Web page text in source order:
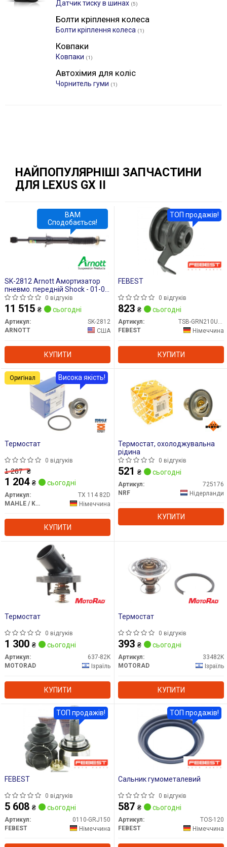
Датчик тиску в шинах (5)
Болти кріплення колеса
Болти кріплення колеса (1)
Ковпаки
Ковпаки (1)
Автохімия для коліс
Чорнитель гуми (1)
НАЙПОПУЛЯРНІШІ ЗАПЧАСТИНИ
ДЛЯ LEXUS GX II
SK-2812 Arnott Амортизатор
пневмо. передній Shock - 01-09
Lexus GX 470 (J120)/02-10
Toyota Land Crui
0 відгуків
11 515 ₴ сьогодні
Артикул:
SK-2812
ARNOTT
США
КУПИТИ
ВАМ
Сподобається!
FEBEST
0 відгуків
823 ₴ сьогодні
Артикул:
TSB-GRN210UPR
FEBEST
Німеччина
КУПИТИ
ТОП продажів!
Термостат
0 відгуків
1 267₴
1 204 ₴ сьогодні
Артикул:
TX 114 82D
MAHLE / KNECHT
Німеччина
КУПИТИ
Висока якість!
Оригінал
Термостат, охолоджувальна
рідина
0 відгуків
521 ₴ сьогодні
Артикул:
725176
NRF
Нідерланди
КУПИТИ
Термостат
0 відгуків
1 300 ₴ сьогодні
Артикул:
637-82K
MOTORAD
Ізраїль
КУПИТИ
Термостат
0 відгуків
393 ₴ сьогодні
Артикул:
33482K
MOTORAD
Ізраїль
КУПИТИ
FEBEST
0 відгуків
5 608 ₴ сьогодні
Артикул:
0110-GRJ150
FEBEST
Німеччина
ТОП продажів!
Сальник гумометалевий
0 відгуків
587 ₴ сьогодні
Артикул:
TOS-120
FEBEST
Німеччина
ТОП продажів!